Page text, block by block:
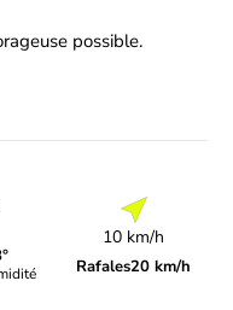
possible.
10 km/h
Rafales20 km/h